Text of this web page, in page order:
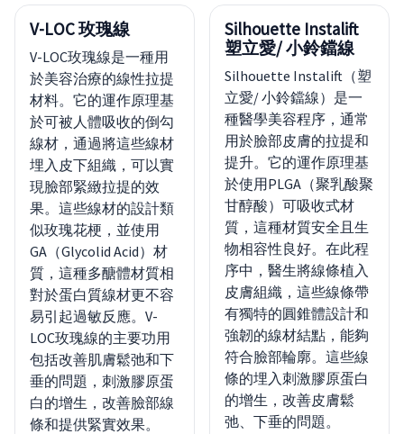
V-LOC 玫瑰線
V-LOC玫瑰線是一種用
於美容治療的線性拉提
材料。它的運作原理基
於可被人體吸收的倒勾
線材，通過將這些線材
埋入皮下組織，可以實
現臉部緊緻拉提的效
果。這些線材的設計類
似玫瑰花梗，並使用
GA（Glycolid Acid）材
質，這種多醣體材質相
對於蛋白質線材更不容
易引起過敏反應。V-
LOC玫瑰線的主要功用
包括改善肌膚鬆弛和下
垂的問題，刺激膠原蛋
白的增生，改善臉部線
條和提供緊實效果。
Silhouette Instalift
塑立愛/ 小鈴鐺線
Silhouette Instalift（塑
立愛/ 小鈴鐺線）是一
種醫學美容程序，通常
用於臉部皮膚的拉提和
提升。它的運作原理基
於使用PLGA（聚乳酸聚
甘醇酸）可吸收式材
質，這種材質安全且生
物相容性良好。在此程
序中，醫生將線條植入
皮膚組織，這些線條帶
有獨特的圓錐體設計和
強韌的線材結點，能夠
符合臉部輪廓。這些線
條的埋入刺激膠原蛋白
的增生，改善皮膚鬆
弛、下垂的問題。